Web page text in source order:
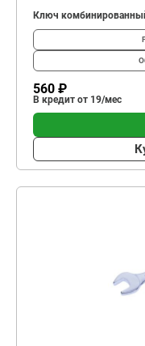
Ключ
560 ₽
В кредит от 19/мес